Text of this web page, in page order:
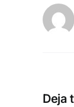
Deja